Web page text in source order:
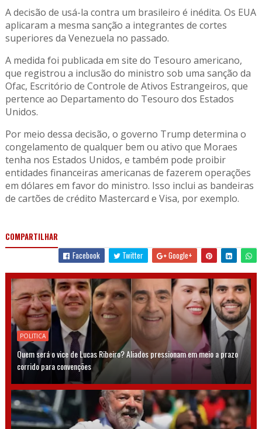
A decisão de usá-la contra um brasileiro é inédita. Os EUA
aplicaram a mesma sanção a integrantes de cortes
superiores da Venezuela no passado.
A medida foi publicada em site do Tesouro americano,
que registrou a inclusão do ministro sob uma sanção da
Ofac, Escritório de Controle de Ativos Estrangeiros, que
pertence ao Departamento do Tesouro dos Estados
Unidos.
Por meio dessa decisão, o governo Trump determina o
congelamento de qualquer bem ou ativo que Moraes
tenha nos Estados Unidos, e também pode proibir
entidades financeiras americanas de fazerem operações
em dólares em favor do ministro. Isso inclui as bandeiras
de cartões de crédito Mastercard e Visa, por exemplo.
COMPARTILHAR
Facebook
Twitter Google+
POLITICA
Quem será o vice de Lucas Ribeiro? Aliados pressionam em meio a prazo
corrido para convenções